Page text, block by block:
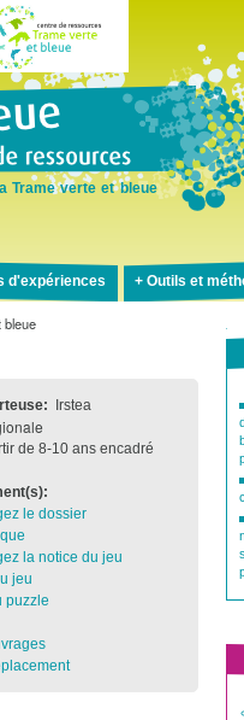
Trame verte et bleue
d'expériences Outils et
bleue
Irstea
de 8-10 ans encadré
le dossier
la notice du jeu
jeu
puzzle